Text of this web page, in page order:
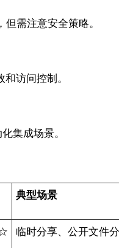
需注意安全策略。
访问控制。
集成场景。
典型场景
临时分享、公开文件